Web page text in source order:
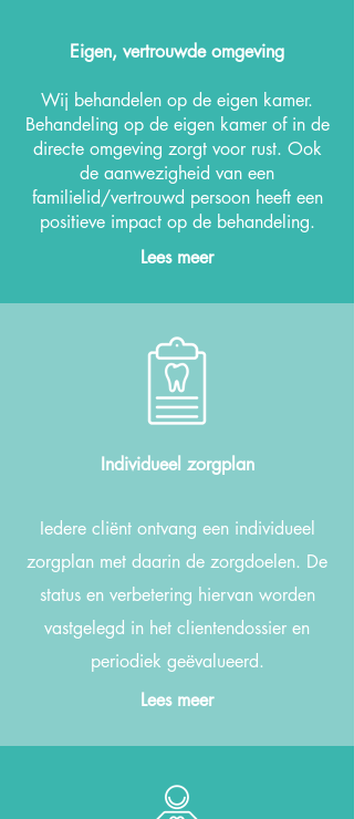
Eigen, vertrouwde omgeving
Wij behandelen op de eigen kamer.
Behandeling op de eigen kamer of in de
directe omgeving zorgt voor rust. Ook
de aanwezigheid van een
familielid/vertrouwd persoon heeft een
positieve impact op de behandeling.
Lees meer
Individueel zorgplan
Iedere cliënt ontvang een individueel
zorgplan met daarin de zorgdoelen. De
status en verbetering hiervan worden
vastgelegd in het clientendossier en
periodiek geëvalueerd.
Lees meer